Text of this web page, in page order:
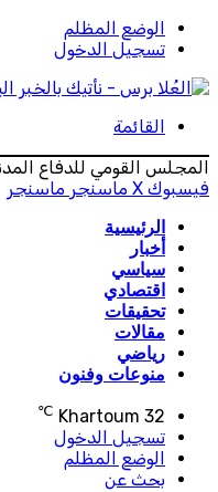
الوضع المظلم
تسجيل الدخول
القائمة
المجلس القومي للدفاع
فيسبوك ‫X ماسنجر ماسنجر
الرئيسية
أخبار
سياسي
اقتصادي
تحقيقات
مقالات
رياضي
منوعات وفنون
Khartoum 32
℃
تسجيل الدخول
الوضع المظلم
بحث عن